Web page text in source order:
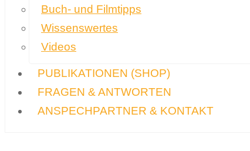
Buch- und Filmtipps
Wissenswertes
Videos
PUBLIKATIONEN (SHOP)
FRAGEN & ANTWORTEN
ANSPECHPARTNER & KONTAKT